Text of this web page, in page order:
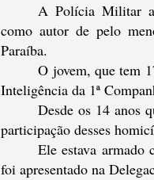
A Polícia Militar
como autor de pelo
Paraíba.
O jovem, que tem
Inteligência da 1ª
Desde os 14 anos
participação desses
Ele estava
foi apresentado na